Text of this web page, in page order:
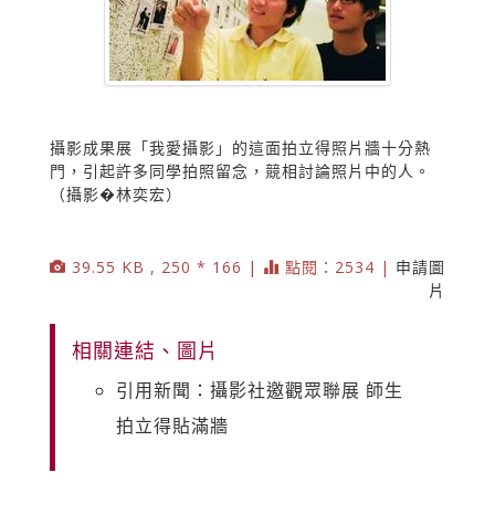
攝影成果展「我愛攝影」的這面拍立得照片牆十分熱
門，引起許多同學拍照留念，競相討論照片中的人。
（攝影�林奕宏）
39.55 KB , 250 * 166 | 點閱：2534 | 申請圖
片
相關連結、圖片
引用新聞：攝影社邀觀眾聯展 師生
拍立得貼滿牆